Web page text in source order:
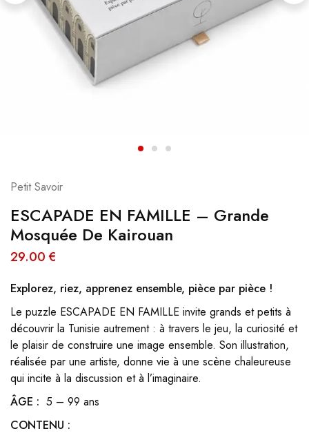
Petit Savoir
ESCAPADE EN FAMILLE – Grande
Mosquée De Kairouan
29.00 €
Explorez, riez, apprenez ensemble, pièce par pièce !
Le puzzle ESCAPADE EN FAMILLE invite grands et petits à
découvrir la Tunisie autrement : à travers le jeu, la curiosité et
le plaisir de construire une image ensemble. Son illustration,
réalisée par une artiste, donne vie à une scène chaleureuse
qui incite à la discussion et à l’imaginaire.
ÂGE : 5 – 99 ans
CONTENU :